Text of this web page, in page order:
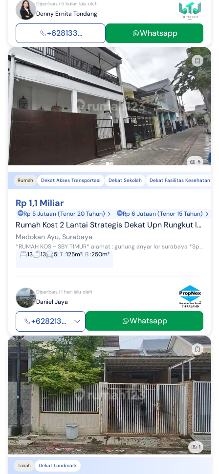
Diperbarui 5 bulan lalu oleh
Denny Ernita Tondang
+628133... Whatsapp
5
Rumah Dekat Akses Transportasi Dekat Sekolah Dekat Fasilitas Kesehatan
Rp 1,1 Miliar
Rp 5 Jutaan (Tenor 20 Tahun) Rp 6 Jutaan (Tenor 15 Tahun)
Rumah Kost 2 Lantai Strategis Dekat Upn Rungkut Income 120 Jt/Th
Medokan Ayu, Surabaya
*RUMAH KOS ~ SBY TIMUR* alamat : gunung anyar lor surabaya *Spesifikasi* - SHM on hand - LT 125 m - LB 250m, Bangunan full 2 Lt - 13 kamar kos - ...
13
13 5LT:125m²LB:250m²
Diperbarui 1 hari lalu oleh
Daniel Jaya
+628213... Whatsapp
1
Tanah Dekat Landmark